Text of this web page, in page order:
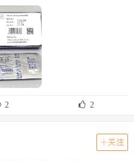
2 2
关注